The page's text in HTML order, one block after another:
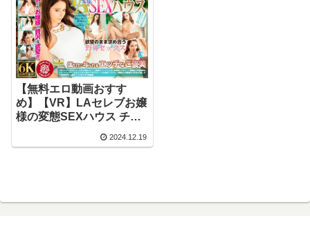
【無料エロ動画おすす
め】【VR】LAセレブお嬢
様の変態SEXハウス チャ
2024.12.19